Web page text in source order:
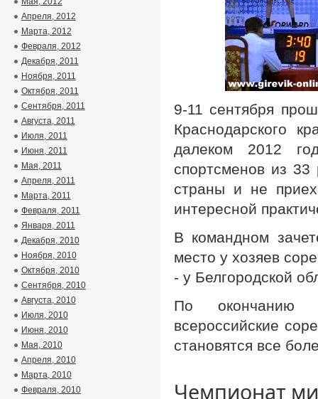
9-11 сентября
Краснодарского
далеком 2012
спортсменов из
страны и не
интересной
В командном
место у хозяев
- у Белгородской
По окончанию
всероссийские
становятся все
Чемпионат
Апреля, 2012
Марта, 2012
Февраля, 2012
Декабря, 2011
Ноября, 2011
Октября, 2011
Сентября, 2011
Августа, 2011
Июля, 2011
Июня, 2011
Мая, 2011
Апреля, 2011
Марта, 2011
Февраля, 2011
Января, 2011
Декабря, 2010
Ноября, 2010
Октября, 2010
Сентября, 2010
Августа, 2010
Июля, 2010
Июня, 2010
Мая, 2010
Апреля, 2010
Марта, 2010
Февраля, 2010